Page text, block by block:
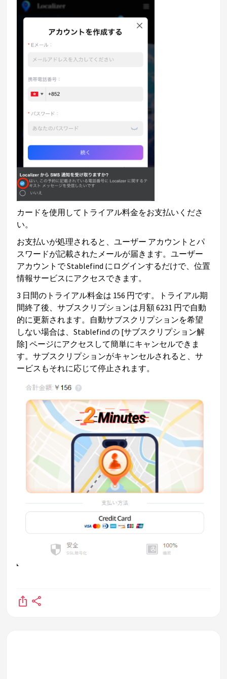
カードを使用してトライアル料金をお支払いくださ
い。
お支払いが処理されると、ユーザー アカウントとパ
スワードが記載されたメールが届きます。ユーザー
アカウントで Stablefind にログインするだけで、位置
情報サービスにアクセスできます。
3 日間のトライアル料金は 156 円です。トライアル期
間終了後、サブスクリプションは月額 6231 円で自動
的に更新されます。自動サブスクリプションを希望
しない場合は、Stablefind の [サブスクリプション解
除] ページにアクセスして簡単にキャンセルできま
す。サブスクリプションがキャンセルされると、サ
ービスもそれに応じて停止されます。